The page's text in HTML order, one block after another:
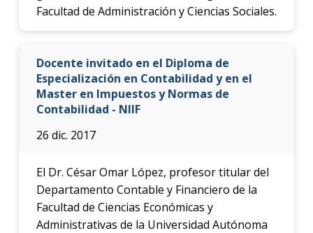
Facultad de Administración y Ciencias Sociales.
Docente invitado en el Diploma de
Especialización en Contabilidad y en el
Master en Impuestos y Normas de
Contabilidad - NIIF
26 dic. 2017
El Dr. César Omar López, profesor titular del
Departamento Contable y Financiero de la
Facultad de Ciencias Económicas y
Administrativas de la Universidad Autónoma